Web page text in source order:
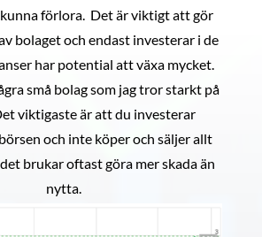
kunna förlora. Det är viktigt att gör
bolaget och endast investerar i de
har potential att växa mycket.
små bolag som jag tror starkt på
viktigaste är att du investerar
och inte köper och säljer allt
brukar oftast göra mer skada än
nytta.